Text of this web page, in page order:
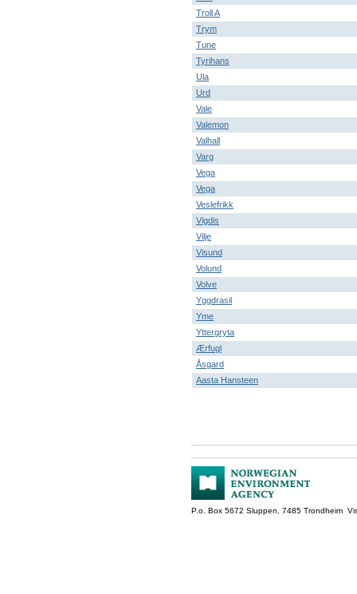
Troll A
Trym
Tune
Tyrihans
Ula
Urd
Vale
Valemon
Valhall
Varg
Vega
Vega
Veslefrikk
Vigdis
Vilje
Visund
Volund
Volve
Yggdrasil
Yme
Yttergryta
Ærfugl
Åsgard
Aasta Hansteen
P.o. Box 5672 Sluppen, 7485 Trondheim